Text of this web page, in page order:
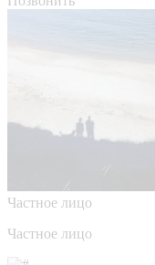
Частное лицо
Частное лицо